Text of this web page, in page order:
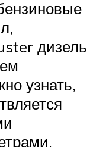
дизель
узнать,